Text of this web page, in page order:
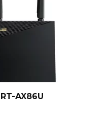
AX86U